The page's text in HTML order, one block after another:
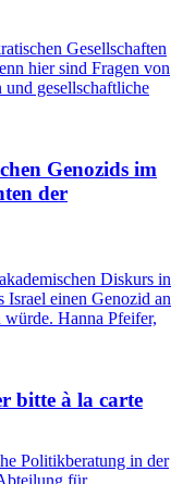
Gesellschaften
hier sind Fragen von
gesellschaftliche
Genozids im
der
Diskurs in
Israel einen Genozid an
würde. Hanna Pfeifer,
bitte à la carte
Politikberatung in der